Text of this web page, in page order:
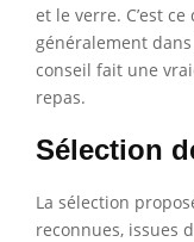
et le verre. C’est
généralement
conseil fait une
repas.
Sélection
La sélection
reconnues, issues